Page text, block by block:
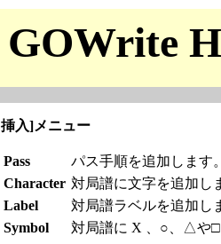
GOWrite
挿入]メニュー
Pass
パス手順を追加します
Character 対局譜に文字を追加し
Label
対局譜ラベルを追加し
Symbol
対局譜に X 、○、△や□